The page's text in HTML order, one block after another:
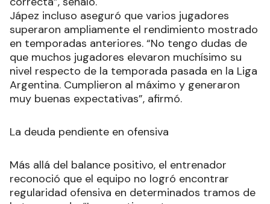
Jápez incluso aseguró que varios jugadores
superaron ampliamente el rendimiento mostrado
en temporadas anteriores. “No tengo dudas de
que muchos jugadores elevaron muchísimo su
nivel respecto de la temporada pasada en la Liga
Argentina. Cumplieron al máximo y generaron
muy buenas expectativas”, afirmó.
La deuda pendiente en ofensiva
Más allá del balance positivo, el entrenador
reconoció que el equipo no logró encontrar
regularidad ofensiva en determinados tramos de